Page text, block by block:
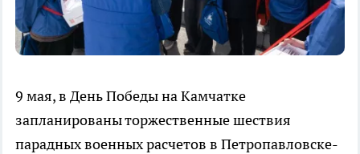
9 мая, в День Победы на Камчатке
запланированы торжественные шествия
парадных военных расчетов в Петропавловске-